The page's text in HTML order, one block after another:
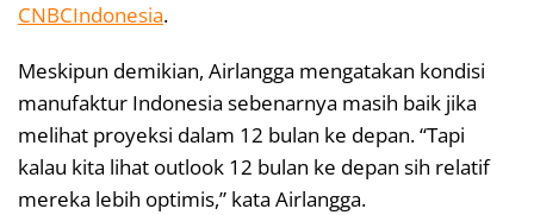
CNBCIndonesia.
Meskipun demikian, Airlangga mengatakan kondisi
manufaktur Indonesia sebenarnya masih baik jika
melihat proyeksi dalam 12 bulan ke depan. “Tapi
kalau kita lihat outlook 12 bulan ke depan sih relatif
mereka lebih optimis,” kata Airlangga.